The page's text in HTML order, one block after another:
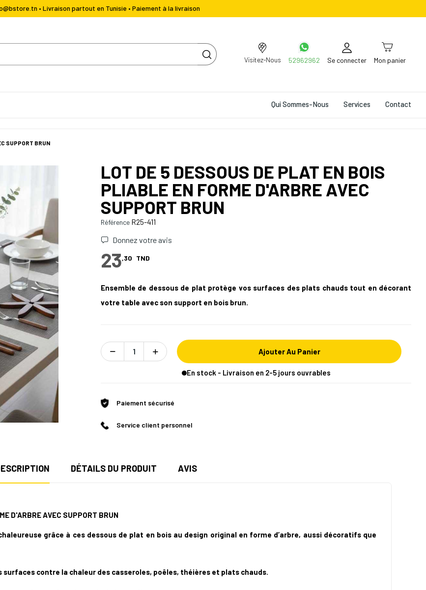
• Livraison partout en Tunisie • Paiement à la livraison
Visitez-Nous 52962962 Se connecter Mon panier
Qui Sommes-Nous Services Contact
SUPPORT BRUN
LOT DE 5 DESSOUS DE PLAT EN BOIS
PLIABLE EN FORME D'ARBRE AVEC
SUPPORT BRUN
Référence R25-411
Donnez votre avis
23,30 TND
Ensemble de dessous de plat protège vos surfaces des plats chauds tout en décorant
votre table avec son support en bois brun.
Ajouter Au Panier
En stock - Livraison en 2-5 jours ouvrables
Paiement sécurisé
Service client personnel
DÉTAILS DU PRODUIT AVIS
D'ARBRE AVEC SUPPORT BRUN
grâce à ces dessous de plat en bois au design original en forme d’arbre, aussi décoratifs que
contre la chaleur des casseroles, poêles, théières et plats chauds.